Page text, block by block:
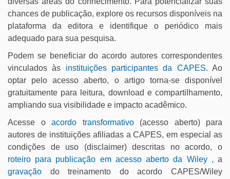
chances de publicação, explore os recursos disponíveis na
plataforma da editora e identifique o periódico mais
adequado para sua pesquisa.
Podem se beneficiar do acordo autores correspondentes
vinculados às instituições participantes da CAPES. Ao
optar pelo acesso aberto, o artigo torna-se disponível
gratuitamente para leitura, download e compartilhamento,
ampliando sua visibilidade e impacto acadêmico.
Acesse o acordo transformativo(acesso aberto) para
autores de instituições afiliadas a CAPES, em especial as
condições de uso (disclaimer) descritas no acordo, o
roteiro para publicação em acesso aberto da Wiley , a
gravação do treinamento do acordo CAPES/Wiley